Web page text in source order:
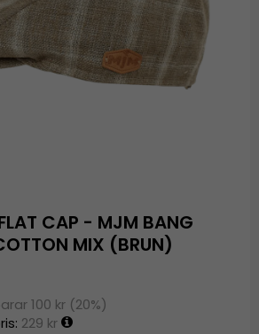
CAP - MJM BANG
MIX (BRUN)
100 kr (20%)
229 kr